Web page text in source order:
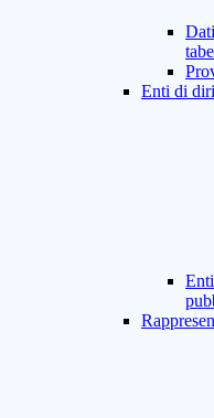
Enti di